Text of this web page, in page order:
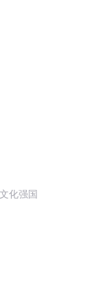
化强国